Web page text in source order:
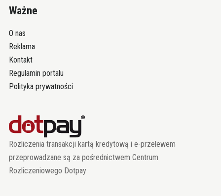
Ważne
O nas
Reklama
Kontakt
Regulamin portalu
Polityka prywatności
Rozliczenia transakcji kartą kredytową i e-przelewem
przeprowadzane są za pośrednictwem Centrum
Rozliczeniowego Dotpay